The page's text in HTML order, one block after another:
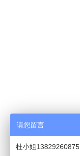
请您留言
杜小姐13829260875